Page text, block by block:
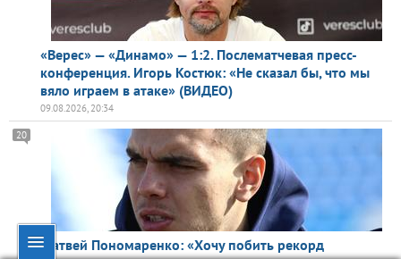
«Верес» — «Динамо» — 1:2. Послематчевая пресс-
конференция. Игорь Костюк: «Не сказал бы, что мы
вяло играем в атаке» (ВИДЕО)
09.08.2026, 20:34
Матвей Пономаренко: «Хочу побить рекорд
20